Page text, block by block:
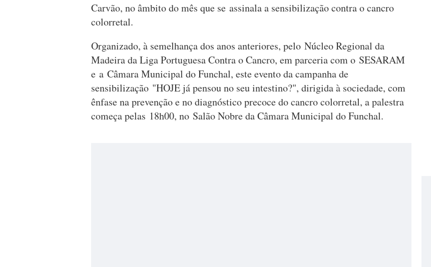
Carvão, no âmbito do mês que se assinala a sensibilização contra o cancro
colorretal.
Organizado, à semelhança dos anos anteriores, pelo Núcleo Regional da
Madeira da Liga Portuguesa Contra o Cancro, em parceria com o SESARAM
e a Câmara Municipal do Funchal, este evento da campanha de
sensibilização "HOJE já pensou no seu intestino?", dirigida à sociedade, com
ênfase na prevenção e no diagnóstico precoce do cancro colorretal, a palestra
começa pelas 18h00, no Salão Nobre da Câmara Municipal do Funchal.